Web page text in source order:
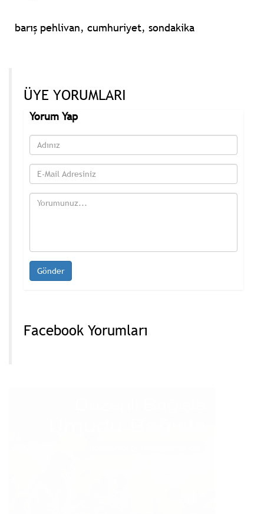
barış pehlivan, cumhuriyet, sondakika
ÜYE YORUMLARI
Yorum Yap
Facebook Yorumları